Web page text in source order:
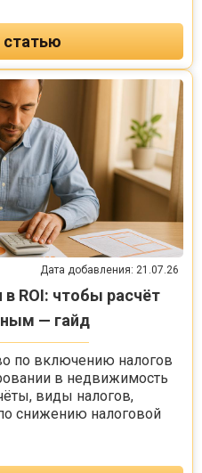
статью
Дата добавления: 21.07.26
ROI: чтобы расчёт
— гайд
по включению налогов
в недвижимость
виды налогов,
снижению налоговой